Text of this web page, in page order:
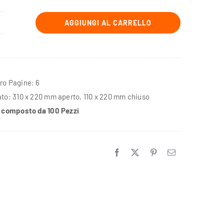
AGGIUNGI AL CARRELLO
Pagine: 6
310 x 220 mm aperto, 110 x 220 mm chiuso
da 100 Pezzi